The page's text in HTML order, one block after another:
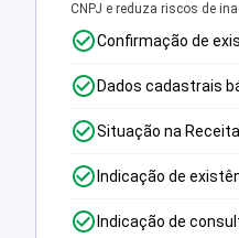
CNPJ e reduza riscos de
Confirmação de
Dados cadastrais
Situação na Receita
Indicação de
Indicação de